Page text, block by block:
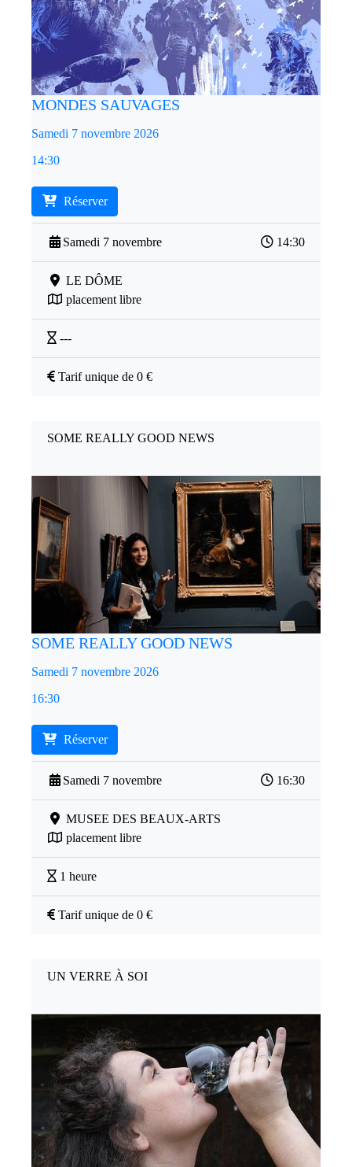
MONDES SAUVAGES
Samedi 7 novembre 2026
14:30
Réserver
Samedi 7 novembre 14:30
LE DÔME
placement libre
---
Tarif unique de 0 €
SOME REALLY GOOD NEWS
SOME REALLY GOOD NEWS
Samedi 7 novembre 2026
16:30
Réserver
Samedi 7 novembre 16:30
MUSEE DES BEAUX-ARTS
placement libre
1 heure
Tarif unique de 0 €
UN VERRE À SOI